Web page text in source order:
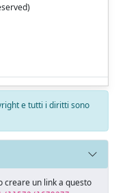
e tutti i diritti sono
creare un link a questo